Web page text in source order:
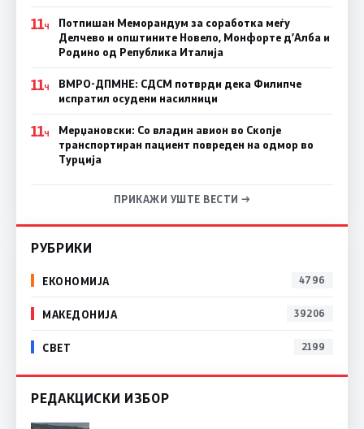
11Ч
Потпишан Меморандум за соработка меѓу
Делчево и општините Новело, Монфорте д’Алба и
Родино од Република Италија
11Ч
ВМРО-ДПМНЕ: СДСM потврди дека Филипче
испратил осудени насилници
11Ч
Мерџановски: Со владин авион во Скопје
транспортиран пациент повреден на одмор во
Турција
ПРИКАЖИ УШТЕ ВЕСТИ →
РУБРИКИ
ЕКОНОМИЈА 4796
МАКЕДОНИЈА 39206
СВЕТ 2199
РЕДАКЦИСКИ ИЗБОР